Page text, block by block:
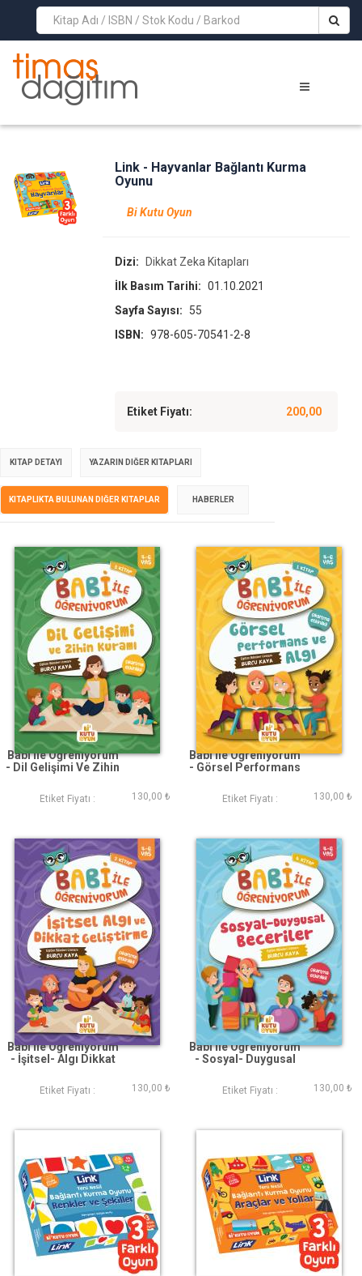
>
Link - Hayvanlar Bağlantı Kurma
Oyunu
Bi Kutu Oyun
Dizi:
Dikkat Zeka Kitapları
İlk Basım Tarihi: 01.10.2021
Sayfa Sayısı:
55
ISBN: 978-605-70541-2-8
Etiket Fiyatı: 200,00
KITAP DETAYI YAZARIN DIĞER KITAPLARI
KITAPLIKTA BULUNAN DIĞER KITAPLAR HABERLER
Babi İle Öğreniyorum
- Dil Gelişimi Ve Zihin
Etiket Fiyatı : 130,00 ₺
Babi İle Öğreniyorum
- Görsel Performans
Etiket Fiyatı : 130,00 ₺
Babi İle Öğreniyorum
- İşitsel- Algı Dikkat
Etiket Fiyatı : 130,00 ₺
Babi İle Öğreniyorum
- Sosyal- Duygusal
Etiket Fiyatı : 130,00 ₺